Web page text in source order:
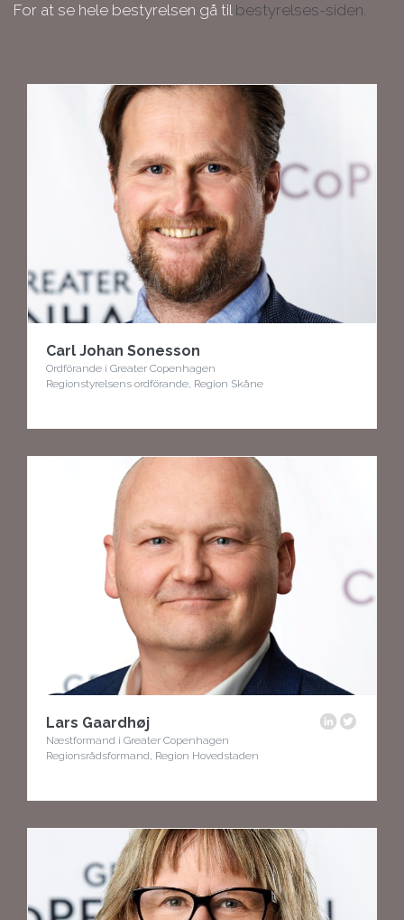
For at se hele bestyrelsen gå til bestyrelses-siden.
Carl Johan Sonesson
Ordförande i Greater Copenhagen
Regionstyrelsens ordförande, Region Skåne
Lars Gaardhøj
Næstformand i Greater Copenhagen
Regionsrådsformand, Region Hovedstaden